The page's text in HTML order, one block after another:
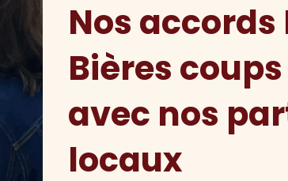
Nos accords
Bières
avec nos
locaux